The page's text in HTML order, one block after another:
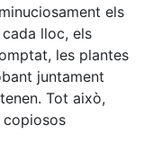
els
lloc, els
les plantes
juntament
Tot això,